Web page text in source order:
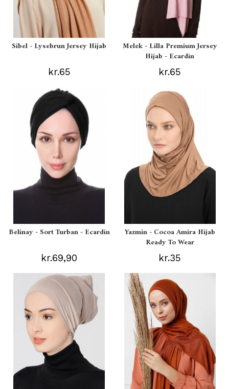
Sibel - Lysebrun Jersey Hijab
kr.65
Melek - Lilla Premium Jersey
Hijab - Ecardin
kr.65
Belinay - Sort Turban - Ecardin
kr.69,90
Yazmin - Cocoa Amira Hijab
Ready To Wear
kr.35